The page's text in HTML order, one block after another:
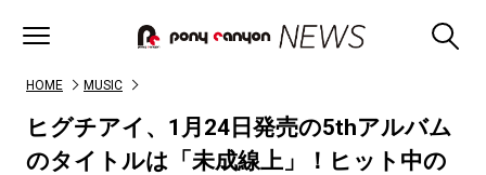
HOME MUSIC
ヒグチアイ、1月24日発売の5thアルバム
のタイトルは「未成線上」！ヒット中の